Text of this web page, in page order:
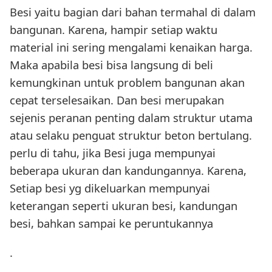
Besi yaitu bagian dari bahan termahal di dalam
bangunan. Karena, hampir setiap waktu
material ini sering mengalami kenaikan harga.
Maka apabila besi bisa langsung di beli
kemungkinan untuk problem bangunan akan
cepat terselesaikan. Dan besi merupakan
sejenis peranan penting dalam struktur utama
atau selaku penguat struktur beton bertulang.
perlu di tahu, jika Besi juga mempunyai
beberapa ukuran dan kandungannya. Karena,
Setiap besi yg dikeluarkan mempunyai
keterangan seperti ukuran besi, kandungan
besi, bahkan sampai ke peruntukannya
.